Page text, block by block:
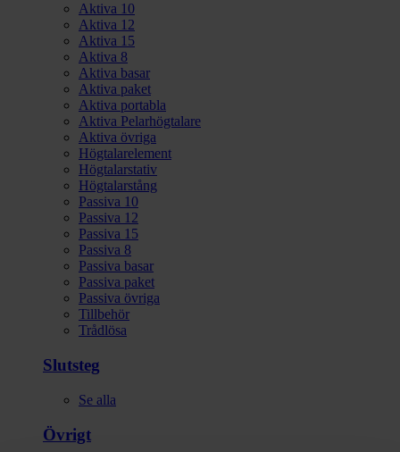
Aktiva 10
Aktiva 12
Aktiva 15
Aktiva 8
Aktiva basar
Aktiva paket
Aktiva portabla
Aktiva Pelarhögtalare
Aktiva övriga
Högtalarelement
Högtalarstativ
Högtalarstång
Passiva 10
Passiva 12
Passiva 15
Passiva 8
Passiva basar
Passiva paket
Passiva övriga
Tillbehör
Trådlösa
Slutsteg
Se alla
Övrigt